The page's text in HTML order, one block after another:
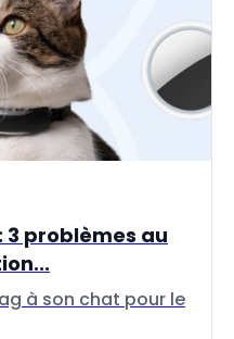
3 problèmes au
à son chat pour le